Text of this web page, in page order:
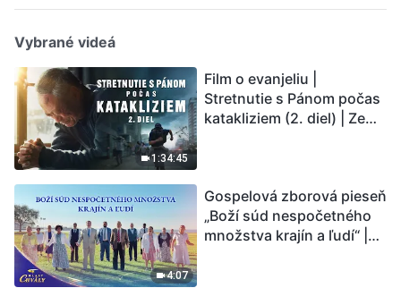
Vybrané videá
1:34:45
Film o evanjeliu |
Stretnutie s Pánom počas
katakliziem (2. diel) | Zem
Ľudstvu sa začína
odpočítavať čas. Našli ste
spôsob, ako prežiť?
4:07
Gospelová zborová pieseň
„Boží súd nespočetného
množstva krajín a ľudí“ |